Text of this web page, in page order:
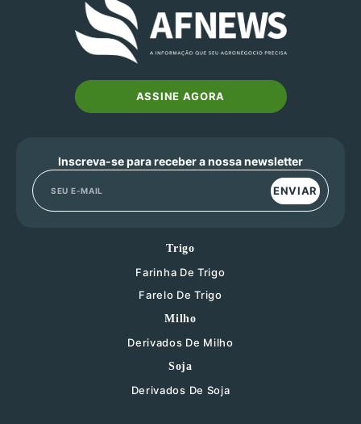
ASSINE AGORA
Inscreva-se para receber a nossa newsletter
ENVIAR
Trigo
Farinha De Trigo
Farelo De Trigo
Milho
Derivados De Milho
Soja
Derivados De Soja